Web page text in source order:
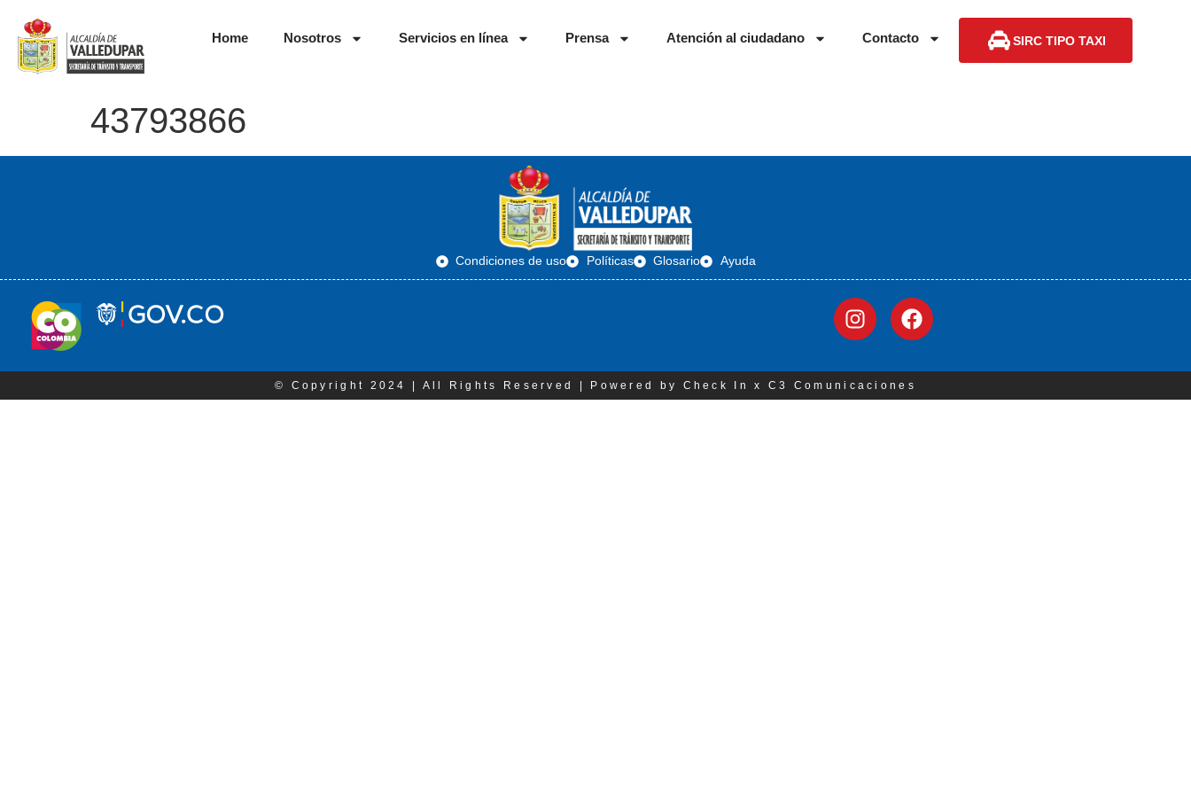
Home Nosotros Servicios en línea Prensa Atención al ciudadano Contacto SIRC TIPO TAXI
43793866
Condiciones de uso Políticas Glosario Ayuda
© Copyright 2024 | All Rights Reserved | Powered by Check In x C3 Comunicaciones